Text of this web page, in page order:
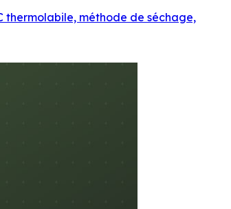
thermolabile, méthode de séchage,